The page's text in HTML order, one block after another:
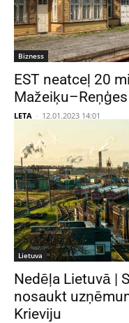
Bizness
EST neatceļ 20
LETA - 12.01.2023 14:01
Lietuva
Nedēļa Lietuvā |
nosaukt
Krieviju